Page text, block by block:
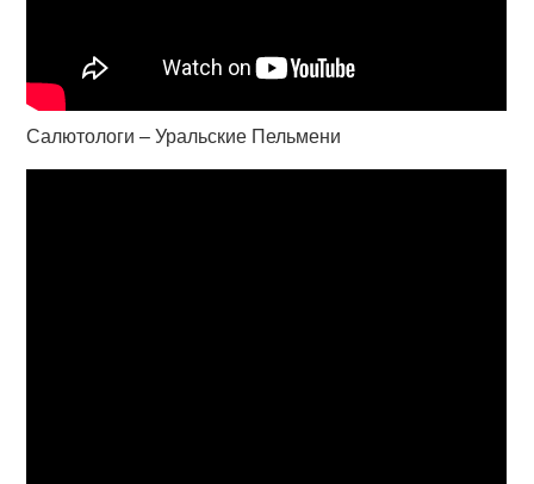
Салютологи – Уральские Пельмени